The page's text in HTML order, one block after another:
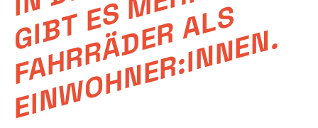
E
E
S
.